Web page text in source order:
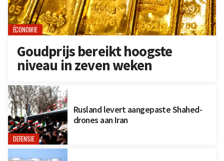
ÉCONOMIE
Goudprijs bereikt hoogste
niveau in zeven weken
DEFENSIE
Rusland levert aangepaste Shahed-
drones aan Iran